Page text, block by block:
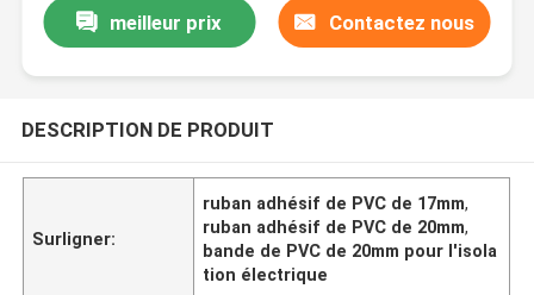
meilleur prix Contactez nous
DESCRIPTION DE PRODUIT
Surligner:
ruban adhésif de PVC de 17mm,
ruban adhésif de PVC de 20mm,
bande de PVC de 20mm pour l'isola
tion électrique